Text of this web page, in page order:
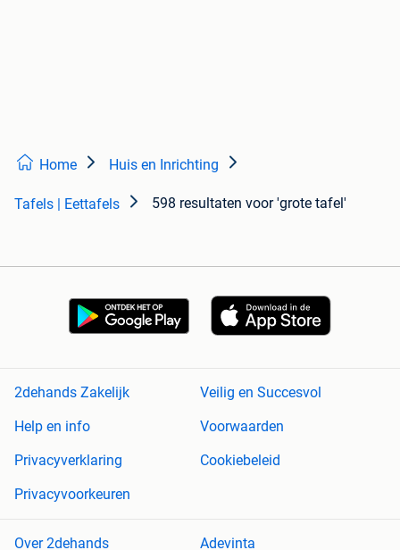
Home Huis en Inrichting
Tafels | Eettafels 598 resultaten voor 'grote tafel'
2dehands Zakelijk
Veilig en Succesvol
Help en info
Voorwaarden
Privacyverklaring
Cookiebeleid
Privacyvoorkeuren
Over 2dehands Adevinta